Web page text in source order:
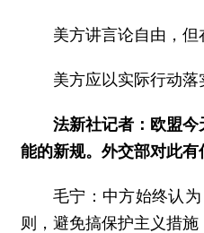
美方讲言论自由，但
美方应以实际行动
法新社记者：欧盟
能的新规。外交部对此有
毛宁：中方始终认
则，避免搞保护主义措